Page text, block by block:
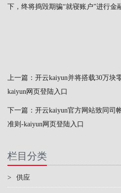
下，终将捣毁期骗“就寝账户”进行金
上一篇： 开云kaiyun并将搭载30万块
kaiyun网页登陆入口
下一篇： 开云kaiyun官方网站致同司
准则-kaiyun网页登陆入口
栏目分类
> 供应